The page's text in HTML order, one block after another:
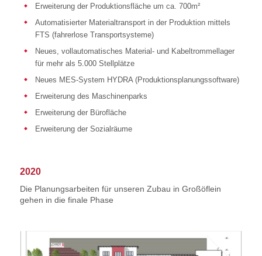
Erweiterung der Produktionsfläche um ca. 700m²
Automatisierter Materialtransport in der Produktion mittels
FTS (fahrerlose Transportsysteme)
Neues, vollautomatisches Material- und Kabeltrommellager
für mehr als 5.000 Stellplätze
Neues MES-System HYDRA (Produktionsplanungssoftware)
Erweiterung des Maschinenparks
Erweiterung der Bürofläche
Erweiterung der Sozialräume
2020
Die Planungsarbeiten für unseren Zubau in Großöflein
gehen in die finale Phase